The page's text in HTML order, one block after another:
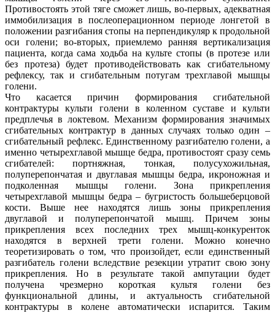
Противостоять этой тяге сможет лишь, во-первых, адекватная
иммобилизация в послеоперационном периоде лонгетой в
положении разгибания стопы на перпендикуляр к продольной
оси голени; во-вторых, приемлемо ранняя вертикализация
пациента, когда сама ходьба на культе стопы (в протезе или
без протеза) будет противодействовать как сгибательному
рефлексу, так и сгибательным потугам трехглавой мышцы
голени.
Что касается причин формирования сгибательной
контрактуры культи голени в коленном суставе и культи
предплечья в локтевом. Механизм формирования значимых
сгибательных контрактур в данных случаях только один –
сгибательный рефлекс. Единственному разгибателю голени, а
именно четырехглавой мышце бедра, противостоят сразу семь
сгибателей: портняжная, тонкая, полусухожильная,
полуперепончатая и двуглавая мышцы бедра, икроножная и
подколенная мышцы голени. Зона прикрепления
четырехглавой мышцы бедра – бугристость большеберцовой
кости. Выше нее находятся лишь зоны прикрепления
двуглавой и полуперепончатой мышц. Причем зоны
прикрепления всех последних трех мышц-конкуренток
находятся в верхней трети голени. Можно конечно
теоретизировать о том, что произойдет, если единственный
разгибатель голени вследствие резекции утратит свою зону
прикрепления. Но в результате такой ампутации будет
получена чрезмерно короткая культя голени без
функциональной длины, и актуальность сгибательной
контрактуры в колене автоматически испарится. Таким